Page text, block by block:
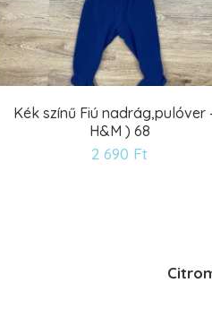
Kék színű Fiú nadrág,pulóver
H&M ) 68
2 690 Ft